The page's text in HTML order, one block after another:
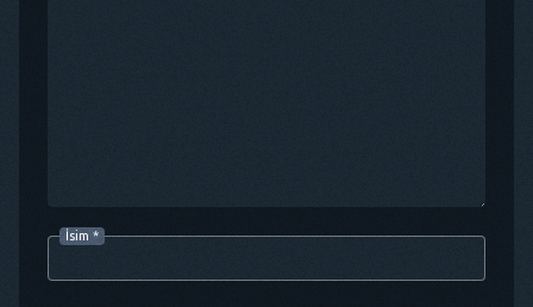
İsim *